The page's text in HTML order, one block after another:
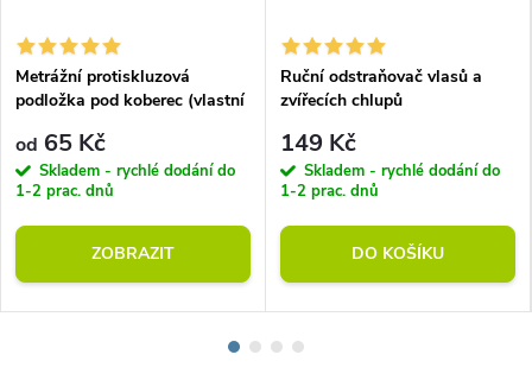
Metrážní protiskluzová
podložka pod koberec (vlastní
od 65 Kč
Skladem - rychlé dodání do
1-2 prac. dnů
ZOBRAZIT
Ruční odstraňovač vlasů a
zvířecích chlupů
149 Kč
Skladem - rychlé dodání do
1-2 prac. dnů
DO KOŠÍKU